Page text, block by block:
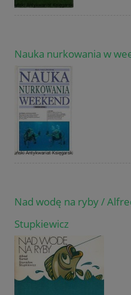
Nauka nurkowania w
Nad wodę na ryby /
Stupkiewicz